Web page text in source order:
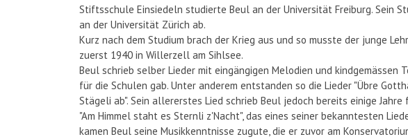
Stiftsschule Einsiedeln studierte Beul an der Universität Freiburg. Sein
an der Universität Zürich ab.
Kurz nach dem Studium brach der Krieg aus und so musste der junge
zuerst 1940 in Willerzell am Sihlsee.
Beul schrieb selber Lieder mit eingängigen Melodien und kindgemässen
für die Schulen gab. Unter anderem entstanden so die Lieder "Übre
Stägeli ab". Sein allererstes Lied schrieb Beul jedoch bereits einige
"Am Himmel staht es Sternli z'Nacht", das eines seiner bekanntesten
kamen Beul seine Musikkenntnisse zugute, die er zuvor am